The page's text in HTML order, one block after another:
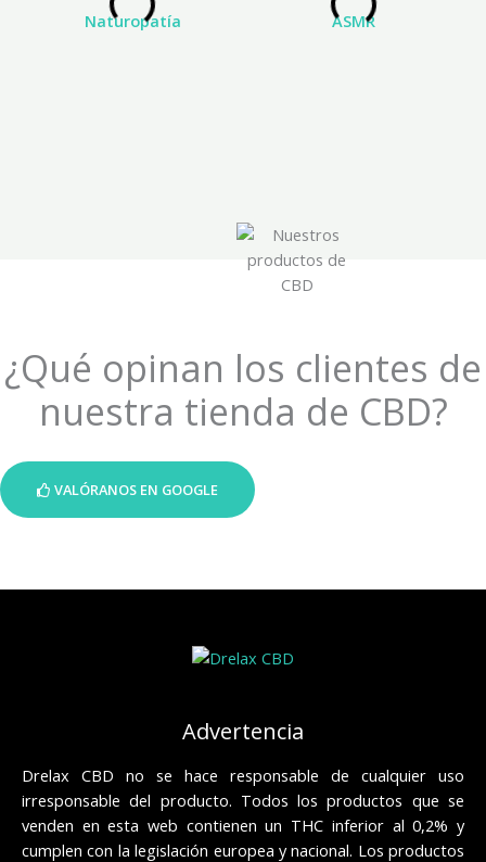
Naturopatía ASMR
¿Qué opinan los clientes de
nuestra tienda de CBD?
VALÓRANOS EN GOOGLE
Advertencia
Drelax CBD no se hace responsable de cualquier uso
irresponsable del producto. Todos los productos que se
venden en esta web contienen un THC inferior al 0,2% y
cumplen con la legislación europea y nacional. Los productos